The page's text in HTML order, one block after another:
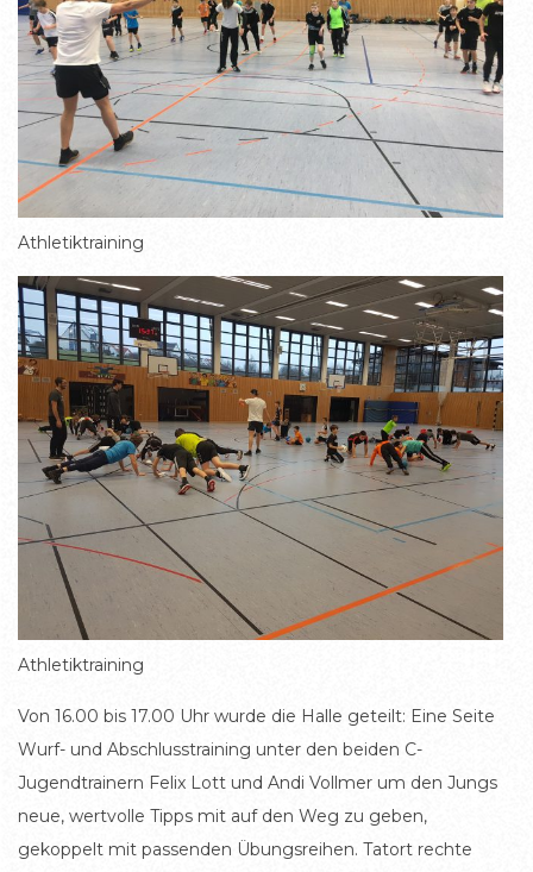
Athletiktraining
Athletiktraining
Von 16.00 bis 17.00 Uhr wurde die Halle geteilt: Eine Seite
Wurf- und Abschlusstraining unter den beiden C-
Jugendtrainern Felix Lott und Andi Vollmer um den Jungs
neue, wertvolle Tipps mit auf den Weg zu geben,
gekoppelt mit passenden Übungsreihen. Tatort rechte